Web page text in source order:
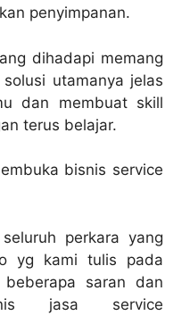
penyimpanan.
dihadapi memang
utamanya jelas
dan membuat skill
terus belajar.
bisnis service
perkara yang
yg kami tulis pada
saran dan
jasa service